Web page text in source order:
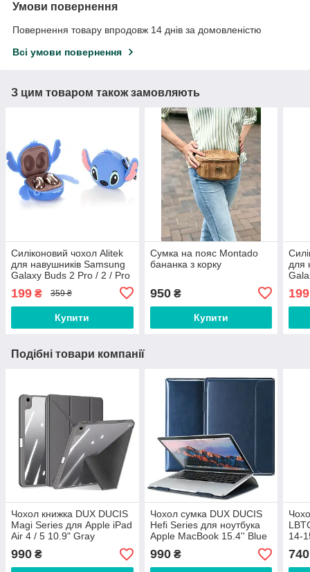
Умови повернення
Повернення товару впродовж 14 днів за домовленістю
Всі умови повернення
З цим товаром також замовляють
Силіконовий чохол Alitek
для навушників Samsung
Galaxy Buds 2 Pro / 2 / Pro
199 ₴ 359 ₴
Купити
Сумка на пояс Montado
бананка з корку
950₴
Купити
для
199
Подібні товари компанії
Чохол книжка DUX DUCIS
Magi Series для Apple iPad
Air 4 / 5 10.9" Gray
990 ₴
Чохол сумка DUX DUCIS
Hefi Series для ноутбука
Apple MacBook 15.4'' Blue
990₴
14-
Blue
740